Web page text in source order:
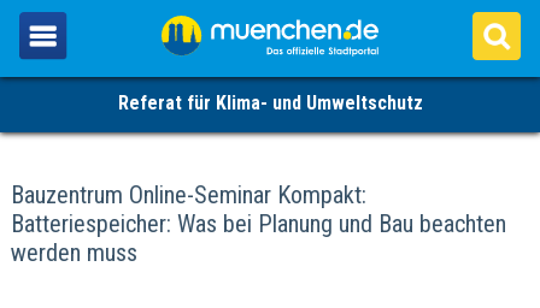
Referat für Klima- und Umweltschutz
Bauzentrum Online-Seminar Kompakt:
Batteriespeicher: Was bei Planung und Bau beachten
werden muss